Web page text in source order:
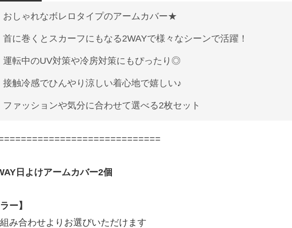
おしゃれなボレロタイプのアームカバー★
首に巻くとスカーフにもなる2WAYで様々なシーンで活躍！
運転中のUV対策や冷房対策にもぴったり◎
接触冷感でひんやり涼しい着心地で嬉しい♪
ファッションや気分に合わせて選べる2枚セット
日よけアームカバー2個
ー】
み合わせよりお選びいただけます